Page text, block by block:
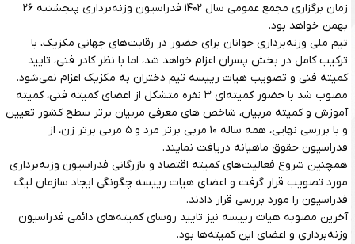
زمان برگزاری مجمع عمومی سال ۱۴۰۲ فدراسیون وزنه‌برداری پنجشنبه ۲۶
بهمن خواهد بود.
تیم ملی وزنه‌برداری جوانان برای حضور در رقابت‌های جهانی مکزیک، با
ترکیب کامل در بخش پسران اعزام خواهد شد، اما با نظر کادر فنی، تایید
کمیته فنی و تصویب هیات رییسه تیم دختران به مکزیک اعزام نمی‌شود.
مصوب شد با حضور کمیته‌ای ۳ نفره متشکل از اعضای کمیته فنی، کمیته
آموزش و کمیته مربیان، شاخص های معرفی مربیان برتر سطح کشور تعیین
و با بررسی نهایی، همه ساله ۱۰ مربی برتر مرد و ۵ مربی برتر زن، از
فدراسیون حقوق ماهیانه دریافت نمایند.
همچنین شروع فعالیت‌های کمیته اقتصاد و بازرگانی فدراسیون وزنه‌برداری
مورد تصویب قرار گرفت و اعضای هیات رییسه چگونگی ایجاد سازمان لیگ
فدراسیون را مورد بررسی قرار دادند.
آخرین مصوبه هیات رییسه نیز تایید روسای کمیته‌های دائمی فدراسیون
وزنه‌برداری و اعضای این کمیته‌ها بود.